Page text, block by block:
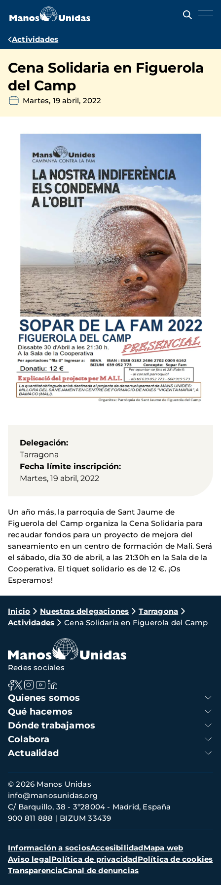
contenido
Ruta
navegación
Actividades
Cena Solidaria en Figuerola
del Camp
Martes, 19 abril, 2022
Delegación
Tarragona
Fecha límite inscripción
Martes, 19 abril, 2022
Un año más, la parroquia de Sant Jaume de
Figuerola del Camp organiza la Cena Solidaria para
recaudar fondos para un proyecto de mejora del
saneamiento en un centro de formación de Mali. Será
el sábado, día 30 de abril, a las 21:30h en la Sala de la
Cooperativa. El tiquet solidario es de 12 €. ¡Os
Esperamos!
Ruta
de
navegación
Inicio Nuestras delegaciones
Tarragona
Actividades
Cena Solidaria en Figuerola del Camp
Navegación
principal
Quienes somos
Qué hacemos
Dónde trabajamos
Colabora
Actualidad
Redes sociales
Información
de
contacto
© 2026 Manos Unidas
C/ Barquillo, 38 - 3º28004 - Madrid, España
900 811 888
BIZUM 33439
info@manosunidas.org
Menú
secundario
Información a sociosAccesibilidadMapa web
Aviso legalPolítica de privacidadPolítica de cookies
TransparenciaCanal de denuncias